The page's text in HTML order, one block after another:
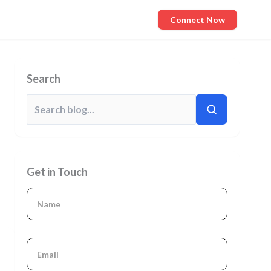
Connect Now
Search
Get in Touch